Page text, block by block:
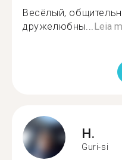
Весёлый,
дружелюбны...Leia
H.
Guri-si